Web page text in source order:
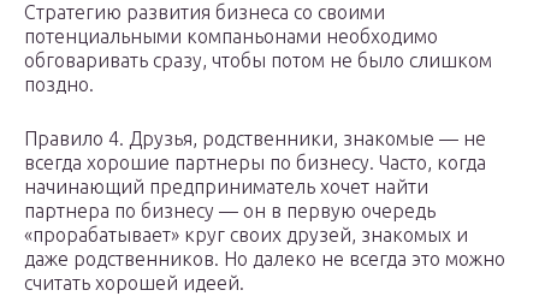
Стратегию развития бизнеса со своими
потенциальными компаньонами необходимо
обговаривать сразу, чтобы потом не было слишком
поздно.
Правило 4. Друзья, родственники, знакомые — не
всегда хорошие партнеры по бизнесу. Часто, когда
начинающий предприниматель хочет найти
партнера по бизнесу — он в первую очередь
«прорабатывает» круг своих друзей, знакомых и
даже родственников. Но далеко не всегда это можно
считать хорошей идеей.